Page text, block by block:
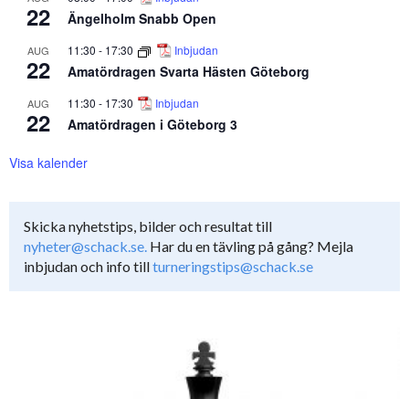
22 Ängelholm Snabb Open
AUG
22
11:30 - 17:30 Inbjudan
Amatördragen Svarta Hästen Göteborg
AUG
22
11:30 - 17:30 Inbjudan
Amatördragen i Göteborg 3
Visa kalender
Skicka nyhetstips, bilder och resultat till
nyheter@schack.se. Har du en tävling på gång? Mejla
inbjudan och info tillturneringstips@schack.se